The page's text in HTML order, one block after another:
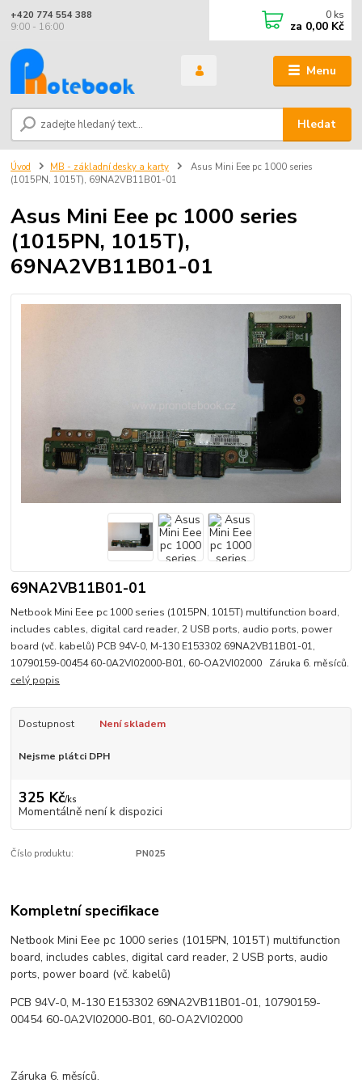
Menu
Hledat
+420 774 554 388
9:00 - 16:00
0 ks
za 0,00 Kč
Úvod MB - základní desky a karty
Asus Mini Eee pc 1000 series
(1015PN, 1015T), 69NA2VB11B01-01
Asus Mini Eee pc 1000 series
(1015PN, 1015T),
69NA2VB11B01-01
69NA2VB11B01-01
Netbook Mini Eee pc 1000 series (1015PN, 1015T) multifunction board,
includes cables, digital card reader, 2 USB ports, audio ports, power
board (vč. kabelů) PCB 94V-0, M-130 E153302 69NA2VB11B01-01,
10790159-00454 60-0A2VI02000-B01, 60-OA2VI02000 Záruka 6. měsíců.
celý popis
Dostupnost Není skladem
Nejsme plátci DPH
325 Kč/ks
Momentálně není k dispozici
Číslo produktu: PN025
Kompletní specifikace
Netbook Mini Eee pc 1000 series (1015PN, 1015T) multifunction
board, includes cables, digital card reader, 2 USB ports, audio
ports, power board (vč. kabelů)
PCB 94V-0, M-130 E153302 69NA2VB11B01-01, 10790159-
00454 60-0A2VI02000-B01, 60-OA2VI02000
Záruka 6. měsíců.